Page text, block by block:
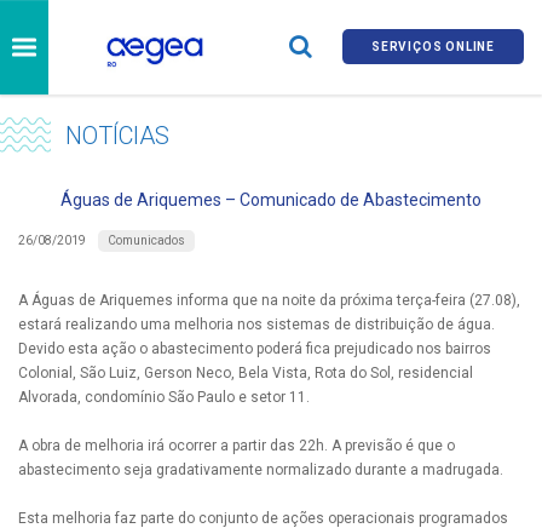
SERVIÇOS ONLINE
NOTÍCIAS
Águas de Ariquemes – Comunicado de Abastecimento
26/08/2019 Comunicados
A Águas de Ariquemes informa que na noite da próxima terça-feira (27.08),
estará realizando uma melhoria nos sistemas de distribuição de água.
Devido esta ação o abastecimento poderá fica prejudicado nos bairros
Colonial, São Luiz, Gerson Neco, Bela Vista, Rota do Sol, residencial
Alvorada, condomínio São Paulo e setor 11.
A obra de melhoria irá ocorrer a partir das 22h. A previsão é que o
abastecimento seja gradativamente normalizado durante a madrugada.
Esta melhoria faz parte do conjunto de ações operacionais programados